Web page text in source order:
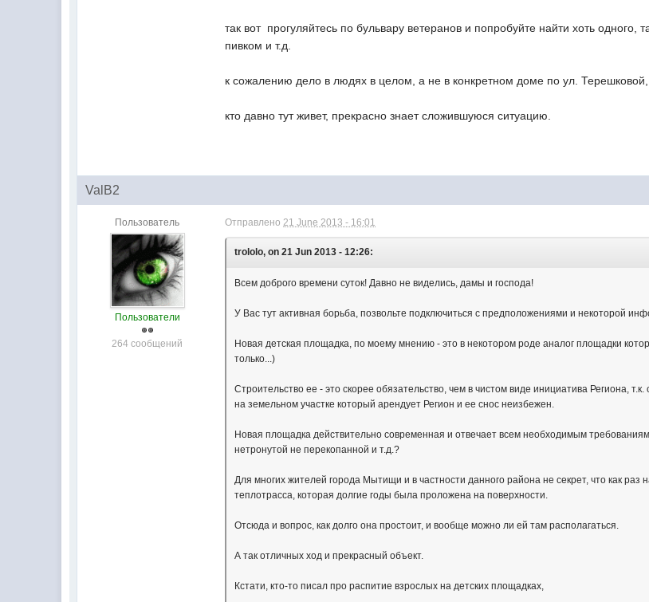
так вот прогуляйтесь по бульвару ветеранов и попробуйте найти хоть
пивком и т.д.
к сожалению дело в людях в целом, а не в конкретном доме по ул. Терешковой,
кто давно тут живет, прекрасно знает сложившуюся ситуацию.
ValB2
Пользователь
Пользователи
264 сообщений
Отправлено21 June 2013 - 16:01
trololo, on 21 Jun 2013 - 12:26:
Всем доброго времени суток! Давно не виделись, дамы и господа!
У Вас тут активная борьба, позвольте подключиться с предположениями и некоторой
Новая детская площадка, по моему мнению - это в некотором роде аналог площадки
только...)
Строительство ее - это скорее обязательство, чем в чистом виде инициатива Региона,
на земельном участке который арендует Регион и ее снос неизбежен.
Новая площадка действительно современная и отвечает всем необходимым
нетронутой не перекопанной и т.д.?
Для многих жителей города Мытищи и в частности данного района не секрет, что как
теплотрасса, которая долгие годы была проложена на поверхности.
Отсюда и вопрос, как долго она простоит, и вообще можно ли ей там располагаться.
А так отличных ход и прекрасный объект.
Кстати, кто-то писал про распитие взрослых на детских площадках,